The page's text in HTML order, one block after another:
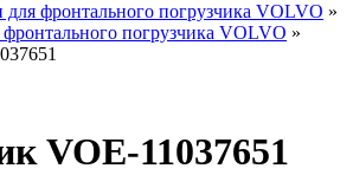
для фронтального погрузчика VOLVO »
фронтального погрузчика VOLVO »
VOE-11037651